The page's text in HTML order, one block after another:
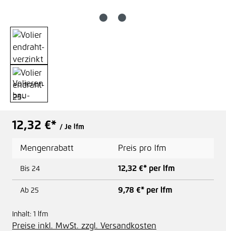
12,32 €* / Je lfm
Mengenrabatt Preis pro lfm
Bis 24 12,32 €* per lfm
Ab 25 9,78 €* per lfm
Inhalt: 1 lfm
Preise inkl. MwSt. zzgl. Versandkosten